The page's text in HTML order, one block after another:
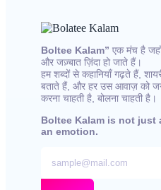
Boltee Kalam” एक मंच है
और जज़्बात ज़िंदा हो जाते हैं।
हम शब्दों से कहानियाँ गढ़ते हैं,
बताते हैं, और हर उस आवाज़ को
करना चाहती है, बोलना चाहती है।
Boltee Kalam is not just
an emotion.